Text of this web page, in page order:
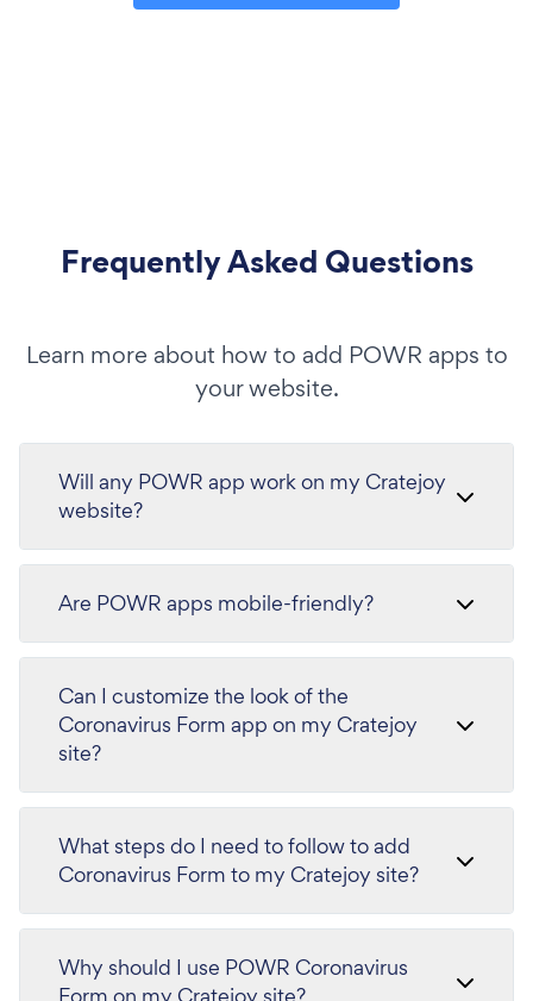
Frequently Asked Questions
Learn more about how to add POWR apps to
your website.
Will any POWR app work on my Cratejoy
website?
Are POWR apps mobile-friendly?
Can I customize the look of the
Coronavirus Form app on my Cratejoy
site?
What steps do I need to follow to add
Coronavirus Form to my Cratejoy site?
Why should I use POWR Coronavirus